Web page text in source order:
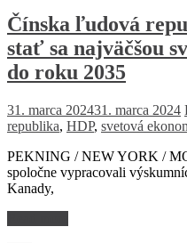
Čínska ľudová
stať sa najväčšou
do roku 2035
31. marca 202431. marca 2024
republika, HDP, svetová
PEKNING / NEW YORK /
spoločne vypracovali
Kanady,